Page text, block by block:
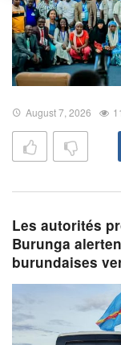
August 7, 2026
Les autorités
Burunga
burundaises